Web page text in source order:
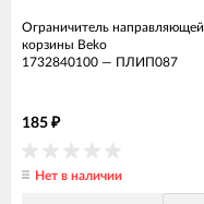
Ограничитель направляющей
корзины Beko
1732840100 — ПЛИП087
185 ₽
Нет в наличии